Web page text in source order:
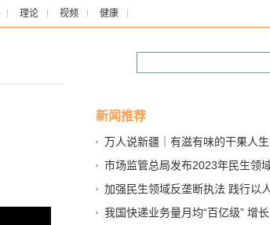
理论 视频 健康
新闻推荐
万人说新疆｜有滋有味的干果人生
市场监管总局发布2023年民生领
专项行动典型案例（第一批）
加强民生领域反垄断执法 践行以
发展思想
我国快递业务量月均“百亿级” 增